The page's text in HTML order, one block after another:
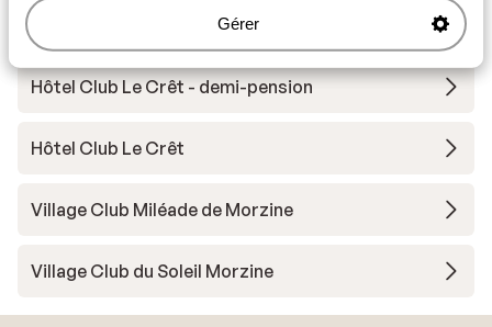
Gérer
Hôtel Club Le Crêt - demi-pension
Hôtel Club Le Crêt
Village Club Miléade de Morzine
Village Club du Soleil Morzine